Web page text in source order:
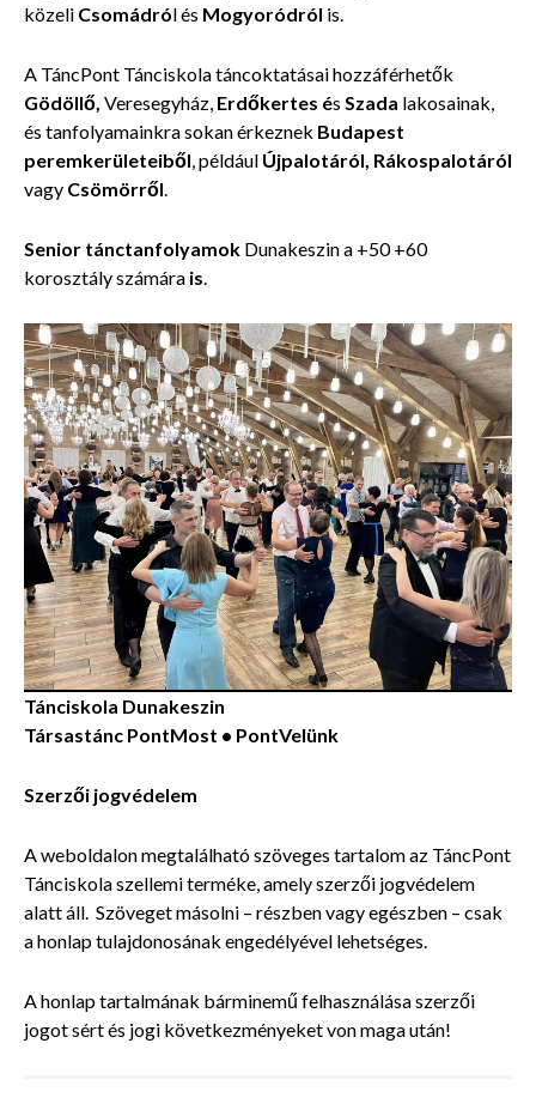
közeli Csomádról és Mogyoródról is.
A TáncPont Tánciskola táncoktatásai hozzáférhetők
Gödöllő, Veresegyház, Erdőkertes és Szada lakosainak,
és tanfolyamainkra sokan érkeznek Budapest
peremkerületeiből , például Újpalotáról, Rákospalotáról
vagy Csömörről
Senior tánctanfolyamok Dunakeszin a +50 +60
korosztály számára is
Tánciskola Dunakeszin
Társastánc PontMost • PontVelünk
Szerzői jogvédelem
A weboldalon megtalálható szöveges tartalom az TáncPont
Tánciskola szellemi terméke, amely szerzői jogvédelem
alatt áll. Szöveget másolni – részben vagy egészben – csak
a honlap tulajdonosának engedélyével lehetséges.
A honlap tartalmának bárminemű felhasználása szerzői
jogot sért és jogi következményeket von maga után!